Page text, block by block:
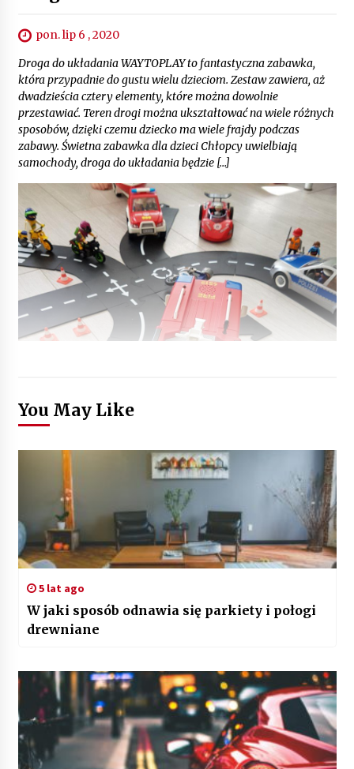
pon. lip 6 , 2020
Droga do układania WAYTOPLAY to fantastyczna zabawka,
która przypadnie do gustu wielu dzieciom. Zestaw zawiera, aż
dwadzieścia cztery elementy, które można dowolnie
przestawiać. Teren drogi można ukształtować na wiele różnych
sposobów, dzięki czemu dziecko ma wiele frajdy podczas
zabawy. Świetna zabawka dla dzieci Chłopcy uwielbiają
samochody, droga do układania będzie […]
You May Like
5 lat ago
W jaki sposób odnawia się parkiety i połogi
drewniane